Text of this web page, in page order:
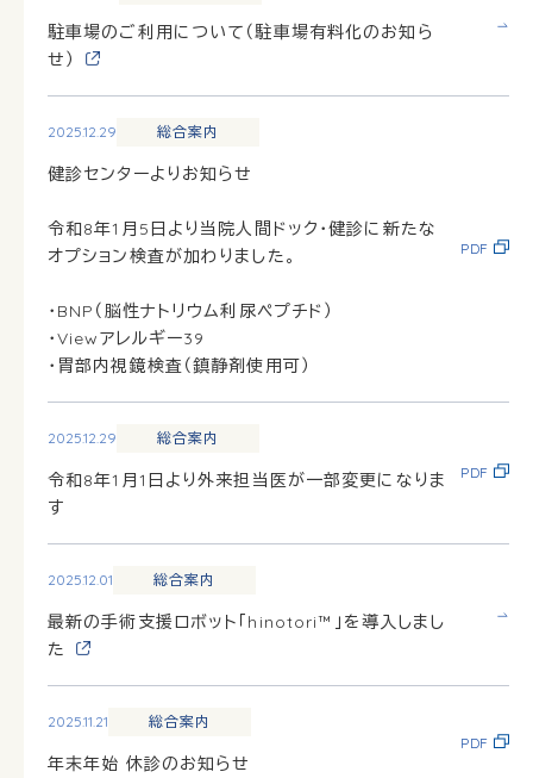
駐車場のご利用について（駐車場有料化のお知ら
せ）
2025.12.29 総合案内
健診センターよりお知らせ
令和8年1月5日より当院人間ドック・健診に新たな
オプション検査が加わりました。
・BNP（脳性ナトリウム利尿ペプチド）
・Viewアレルギー39
・胃部内視鏡検査（鎮静剤使用可）
PDF
2025.12.29 総合案内
令和8年1月1日より外来担当医が一部変更になりま
す
PDF
2025.12.01 総合案内
最新の手術支援ロボット「hinotori™」を導入しまし
た
2025.11.21 総合案内
年末年始 休診のお知らせ
PDF